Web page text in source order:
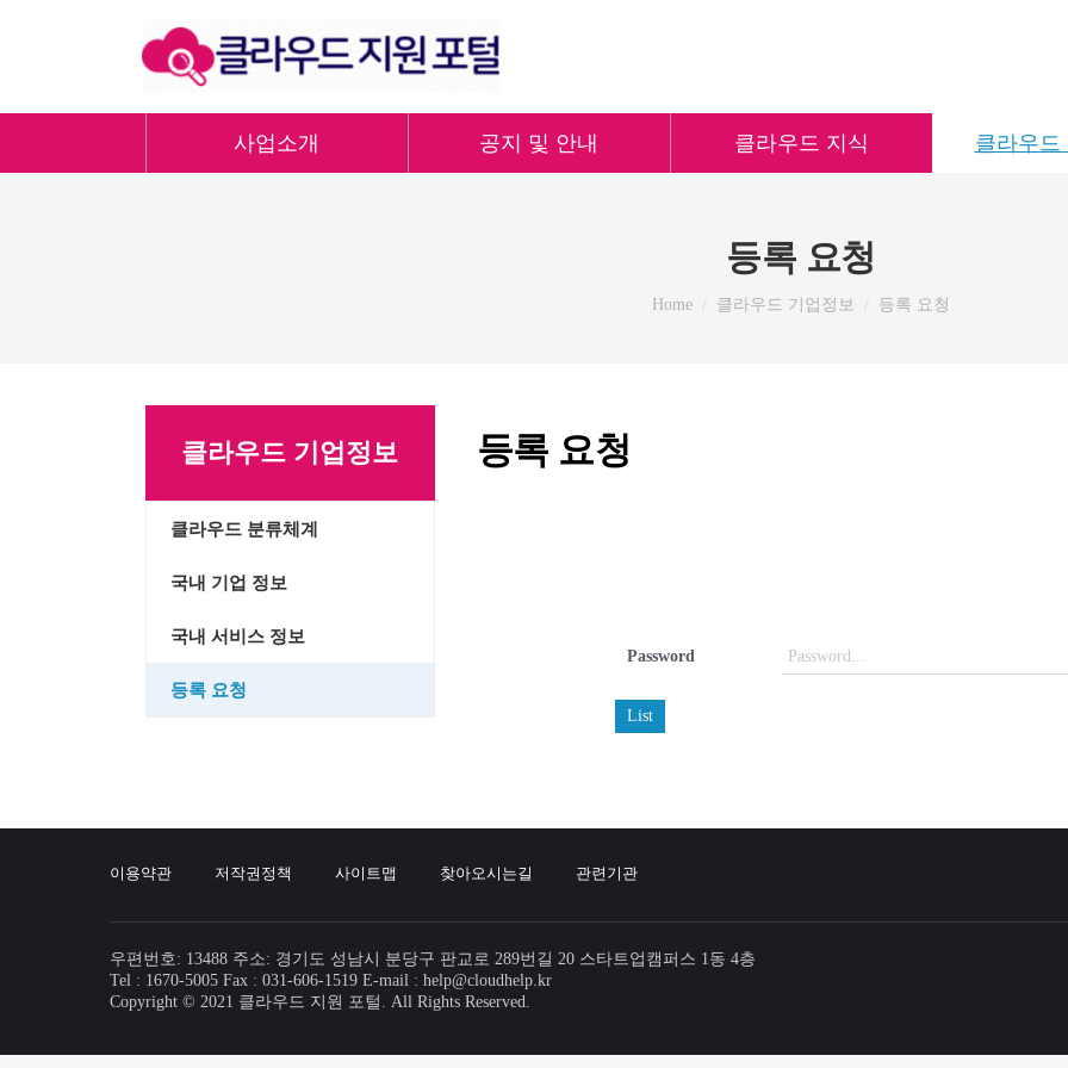
사업소개 공지 및 안내 클라우드 지식 클라우드
등록 요청
You are here:
Home 클라우드 기업정보 등록 요청
등록 요청
Password
List
클라우드 기업정보
클라우드 분류체계
국내 기업 정보
국내 서비스 정보
등록 요청
이용약관 저작권정책 사이트맵 찾아오시는길 관련기관
우편번호: 13488 주소: 경기도 성남시 분당구 판교로 289번길 20 스타트업캠퍼스 1동 4층
Tel : 1670-5005 Fax : 031-606-1519 E-mail : help@cloudhelp.kr
Copyright © 2021 클라우드 지원 포털. All Rights Reserved.